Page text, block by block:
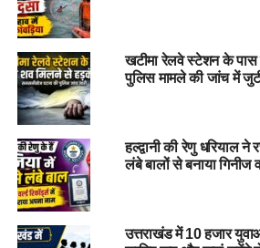
ज्योति रौतेला के खिलाफ
करीब दो दिन तक चले प्रदर्शन के बाद 13 मई
प्रदर्शनकारियों को उनकी मांगें सरकार तक
का आश्वासन दिया। इसके बाद सभी
हालांकि, अगले ही दिन डालनवाला कोतवाली में
लोगों के खिलाफ मुकदमा दर्ज कर लिया गया।
खटीमा रेलवे स्टेशन के
पुलिस मामले की जांच में
हल्द्वानी की रेणु धरियाल
लंबे बालों से बनाया गिनीज
उत्तराखंड में 10 हजार